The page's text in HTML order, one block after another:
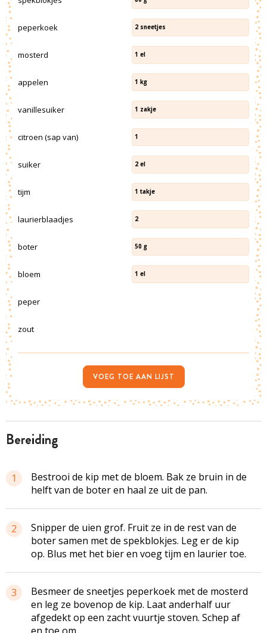
bereiding
1
Bestrooi de kip met de bloem. Bak ze bruin in de
helft van de boter en haal ze uit de pan.
2
Snipper de uien grof. Fruit ze in de rest van de
boter samen met de spekblokjes. Leg er de kip
op. Blus met het bier en voeg tijm en laurier toe.
3
Besmeer de sneetjes peperkoek met de mosterd
en leg ze bovenop de kip. Laat anderhalf uur
afgedekt op een zacht vuurtje stoven. Schep af
en toe om.
peperkoek 2 sneetjes
mosterd 1 el
appelen 1 kg
vanillesuiker 1 zakje
citroen (sap van) 1
suiker 2 el
tijm 1 takje
laurierblaadjes 2
boter 50 g
bloem 1 el
peper
zout
VOEG TOE AAN LIJST